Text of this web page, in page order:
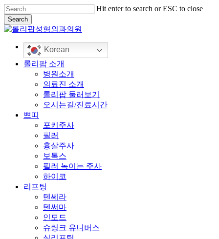
Skip
to
main
content
Hit enter to search or ESC to close
Search
Close
Korean
Menu
롤리팝 소개
병원소개
의료진 소개
롤리팝 둘러보기
오시는길/진료시간
쁘띠
포키주사
필러
흉살주사
보톡스
필러 녹이는 주사
하이코
리프팅
텐쎄라
텐써마
인모드
슈링크 유니버스